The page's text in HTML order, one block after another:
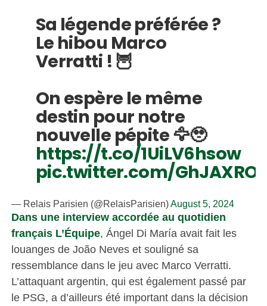
Sa légende préférée ?
Le hibou Marco
Verratti ! 🦉
On espère le même
destin pour notre
nouvelle pépite 🦅🥹
https://t.co/1UiLV6hsow
pic.twitter.com/
— Relais Parisien (@RelaisParisien)August 5, 2024
Dans une interview accordée au quotidien
français L’Équipe, Ángel Di María avait fait les
louanges de João Neves et souligné sa
ressemblance dans le jeu avec Marco Verratti.
L’attaquant argentin, qui est également passé par
le PSG, a d’ailleurs été important dans la décision